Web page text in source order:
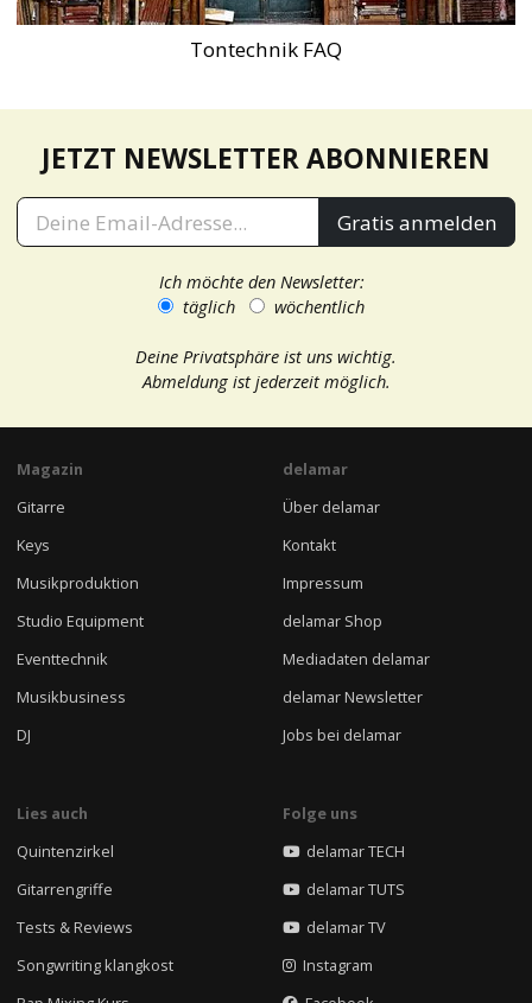
Tontechnik FAQ
JETZT NEWSLETTER ABONNIEREN
Gratis anmelden
Ich möchte den Newsletter:
täglich
wöchentlich
Deine Privatsphäre ist uns wichtig.
Abmeldung ist jederzeit möglich.
Magazin
Gitarre
Keys
Musikproduktion
Studio Equipment
Eventtechnik
Musikbusiness
DJ
delamar
Über delamar
Kontakt
Impressum
delamar Shop
Mediadaten delamar
delamar Newsletter
Jobs bei delamar
Lies auch
Quintenzirkel
Gitarrengriffe
Tests & Reviews
Songwriting klangkost
Folge uns
delamar TECH
delamar TUTS
delamar TV
Instagram